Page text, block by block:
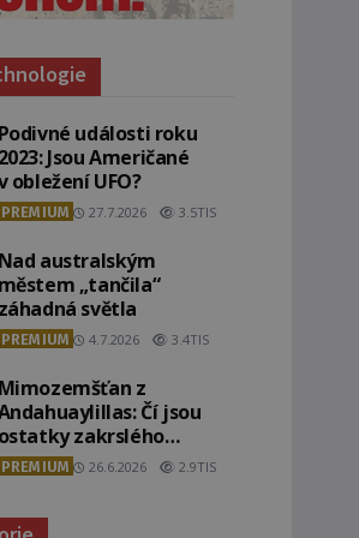
Podivné události roku
2023: Jsou Američané
obležení UFO?
PREMIUM 27.7.2026 3.5TIS
Nad australským
městem „tančila“
záhadná světla
PREMIUM 4.7.2026 3.4TIS
Mimozemšťan z
Čí jsou
ostatky zakrslého
s ohromnou
PREMIUM 26.6.2026 2.9TIS